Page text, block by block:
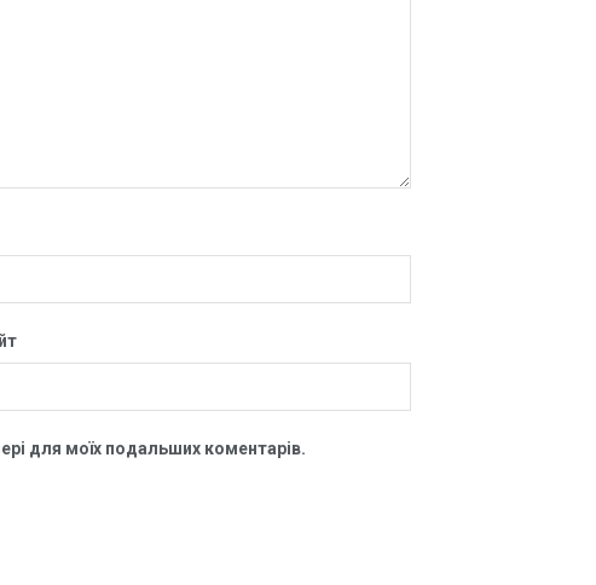
для моїх подальших коментарів.